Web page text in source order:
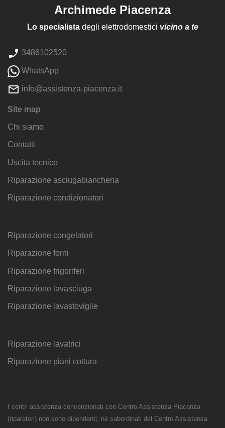
Archimede Piacenza
Lo specialistadegli elettrodomestici vicino a te
3486102520
WhatsApp
info@assistenza-piacenza.it
Site map
Chi siamo
Contatti
Uscita tecnico
Riparazione asciugabiancheria
Riparazione condizionatori
Riparazione congelatori
Riparazione forni
Riparazione frigoriferi
Riparazione lavasciuga
Riparazione lavastoviglie
Riparazione lavatrici
Riparazione piani cottura
I centri assistenza convenzionati con Centro Assistenza Piacenza
(riparatori) non sono dipendenti, né subordinati del Centro Assistenza